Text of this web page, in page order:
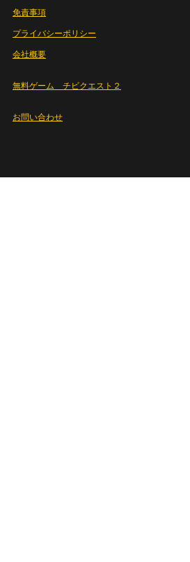
免責事項
プライバシーポリシー
会社概要
無料ゲーム チビクエスト２
お問い合わせ